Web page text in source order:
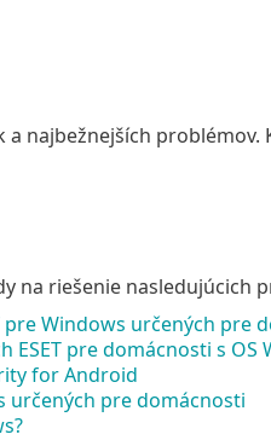
najbežnejších
na riešenie nasledujúcich
pre Windows určených pre
pre domácnosti s OS
for Android
určených pre domácnosti